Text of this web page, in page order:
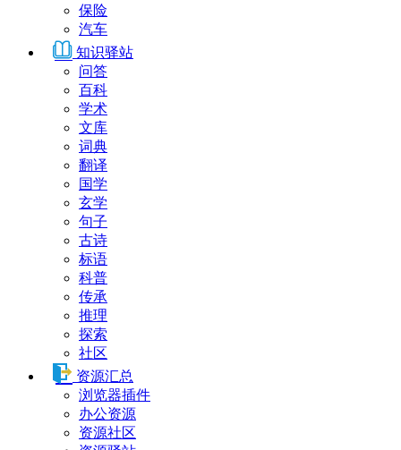
保险
汽车
知识驿站
问答
百科
学术
文库
词典
翻译
国学
玄学
句子
古诗
标语
科普
传承
推理
探索
社区
资源汇总
浏览器插件
办公资源
资源社区